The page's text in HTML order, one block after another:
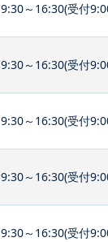
9:30～16:30(受付
9:30～16:30(受付
9:30～16:30(受付
9:30～16:30(受付
9:30～16:30(受付